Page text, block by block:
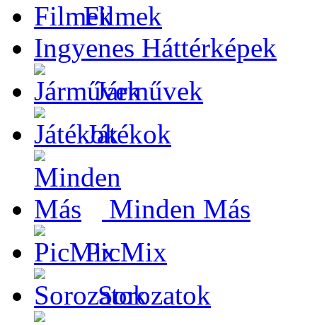
Filmek
Ingyenes Háttérképek
Járművek
Játékok
Minden Más
PicMix
Sorozatok